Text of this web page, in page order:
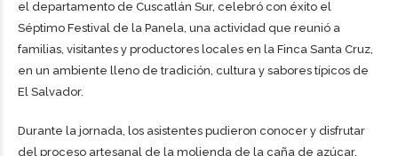
el departamento de Cuscatlán Sur, celebró con éxito el
Séptimo Festival de la Panela, una actividad que reunió a
familias, visitantes y productores locales en la Finca Santa Cruz,
en un ambiente lleno de tradición, cultura y sabores típicos de
El Salvador.
Durante la jornada, los asistentes pudieron conocer y disfrutar
del proceso artesanal de la molienda de la caña de azúcar,